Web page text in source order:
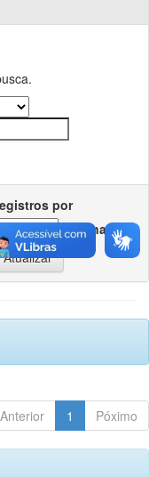
por
Ordenar
Anterior 1 Póximo